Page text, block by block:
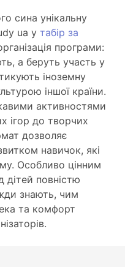
сина унікальну
ua у табір за
програми:
а беруть участь у
іноземну
іншої країни.
активностями
ігор до творчих
дозволяє
навичок, які
Особливо цінним
дітей повністю
знають, чим
та комфорт